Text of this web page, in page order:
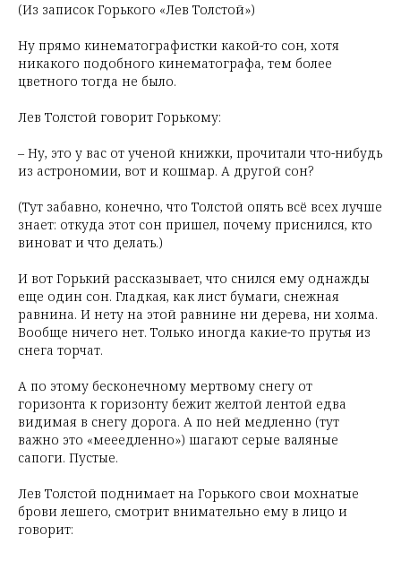
(Из записок Горького «Лев Толстой»)
Ну прямо кинематографистки какой-то сон, хотя
никакого подобного кинематографа, тем более
цветного тогда не было.
Лев Толстой говорит Горькому:
– Ну, это у вас от ученой книжки, прочитали что-нибудь
из астрономии, вот и кошмар. А другой сон?
(Тут забавно, конечно, что Толстой опять всё всех лучше
знает: откуда этот сон пришел, почему приснился, кто
виноват и что делать.)
И вот Горький рассказывает, что снился ему однажды
еще один сон. Гладкая, как лист бумаги, снежная
равнина. И нету на этой равнине ни дерева, ни холма.
Вообще ничего нет. Только иногда какие-то прутья из
снега торчат.
А по этому бесконечному мертвому снегу от
горизонта к горизонту бежит желтой лентой едва
видимая в снегу дорога. А по ней медленно (тут
важно это «мееедленно») шагают серые валяные
сапоги. Пустые.
Лев Толстой поднимает на Горького свои мохнатые
брови лешего, смотрит внимательно ему в лицо и
говорит: